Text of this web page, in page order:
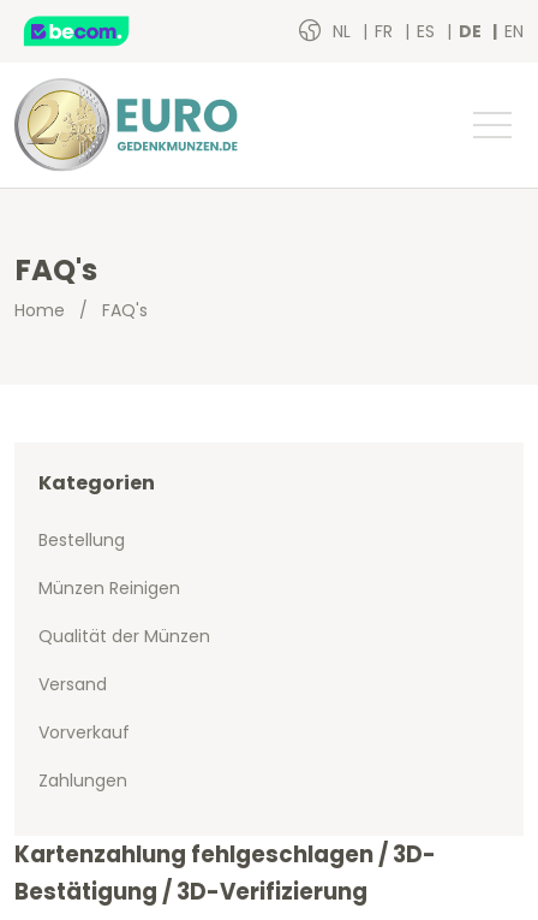
NL FR ES DE EN
FAQ's
Home / FAQ's
Kategorien
Bestellung
Münzen Reinigen
Qualität der Münzen
Versand
Vorverkauf
Zahlungen
Kartenzahlung fehlgeschlagen / 3D-
Bestätigung / 3D-Verifizierung